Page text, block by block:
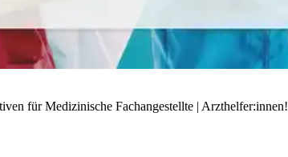
für Medizinische Fachangestellte | Arzthelfer:innen!